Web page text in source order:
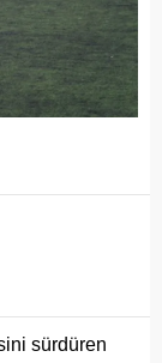
sürdüren